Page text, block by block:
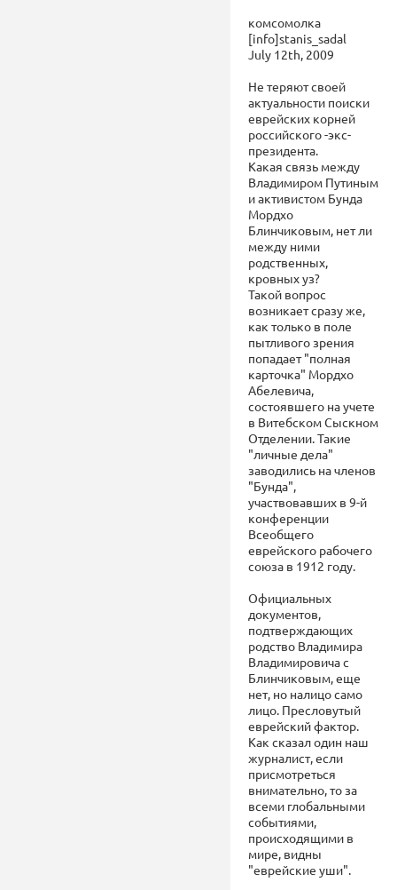
комсомолка
[info]stanis_sadal
July 12th, 2009
Не теряют своей
актуальности поиски
еврейских корней
российского -экс-
президента.
Какая связь между
Владимиром Путиным
и активистом Бунда
Мордхо
Блинчиковым, нет ли
между ними
родственных,
кровных уз?
Такой вопрос
возникает сразу же,
как только в поле
пытливого зрения
попадает "полная
карточка" Мордхо
Абелевича,
состоявшего на учете
в Витебском Сыскном
Отделении. Такие
"личные дела"
заводились на членов
"Бунда",
участвовавших в 9-й
конференции
Всеобщего
еврейского рабочего
союза в 1912 году.
Официальных
документов,
подтверждающих
родство Владимира
Владимировича с
Блинчиковым, еще
нет, но налицо само
лицо. Пресловутый
еврейский фактор.
Как сказал один наш
журналист, если
присмотреться
внимательно, то за
всеми глобальными
событиями,
происходящими в
мире, видны
"еврейские уши".